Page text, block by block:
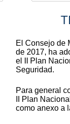
El Consejo de
de 2017, ha
el II Plan
Seguridad.
Para general
II Plan
como anexo a